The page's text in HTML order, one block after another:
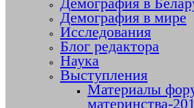
Демография в
Демография в мире
Исследования
Блог редактора
Наука
Выступления
Материалы
материнства-